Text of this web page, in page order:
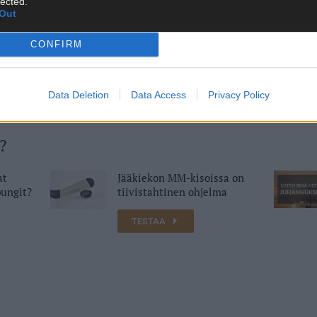
CONFIRM
Data Deletion Data Access Privacy Policy
Facebookissa Jaa Twitterissä Jaa
Jääkiekon MM-kisoissa on
tiivistahtinen ohjelma
TESTAA